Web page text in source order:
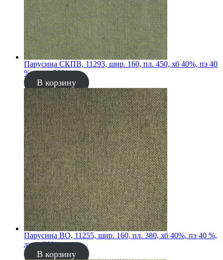
Парусина СКПВ, 11293, шир. 160, пл. 450, хб 40%, пэ 40
%, джут 20%
В корзину
Парусина ВО, 11255, шир. 160, пл. 380, хб 40%, пэ 40 %,
джут 20%
В корзину